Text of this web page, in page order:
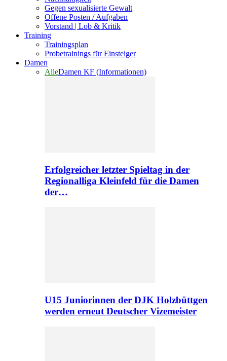
Gegen sexualisierte Gewalt
Offene Posten / Aufgaben
Vorstand | Lob & Kritik
Training
Trainingsplan
Probetrainings für Einsteiger
Damen
AlleDamen KF (Informationen)
Erfolgreicher letzter Spieltag in der
Regionalliga Kleinfeld für die Damen
der…
U15 Juniorinnen der DJK Holzbüttgen
werden erneut Deutscher Vizemeister